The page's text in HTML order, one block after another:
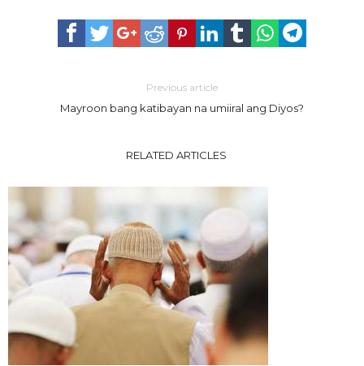
Previous article
Mayroon bang katibayan na umiiral ang Diyos?
RELATED ARTICLES